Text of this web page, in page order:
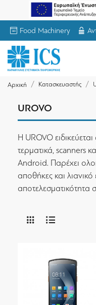
Food Machinery
Αρχική Κατασκευαστής
UROVO
Η UROVO
τερματικά, scanners
Android. Παρέχει
αποθήκες και
αποτελεσματικότητα